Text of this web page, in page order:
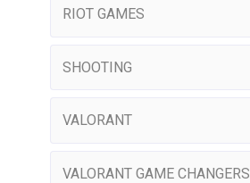
RIOT GAMES
SHOOTING
VALORANT
VALORANT GAME CHANGERS